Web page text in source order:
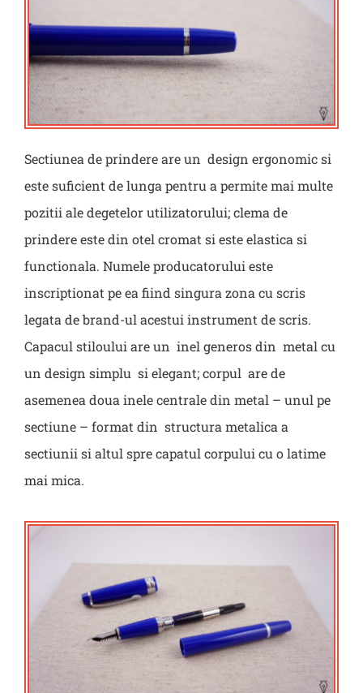
Sectiunea de prindere are un design ergonomic si
este suficient de lunga pentru a permite mai multe
pozitii ale degetelor utilizatorului; clema de
prindere este din otel cromat si este elastica si
functionala. Numele producatorului este
inscriptionat pe ea fiind singura zona cu scris
legata de brand-ul acestui instrument de scris.
Capacul stiloului are un inel generos din metal cu
un design simplu si elegant; corpul are de
asemenea doua inele centrale din metal – unul pe
sectiune – format din structura metalica a
sectiunii si altul spre capatul corpului cu o latime
mai mica.